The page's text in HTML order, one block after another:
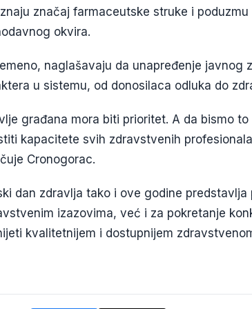
značaj farmaceutske struke i
okvira.
naglašavaju da unapređenje javnog
u sistemu, od donosilaca odluka do
građana mora biti prioritet. A da bismo
kapacitete svih zdravstvenih
Cronogorac.
dan zdravlja tako i ove godine
izazovima, već i za pokretanje
kvalitetnijem i dostupnijem